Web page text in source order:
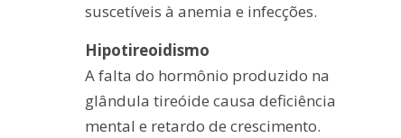
suscetíveis à anemia e infecções.
Hipotireoidismo
A falta do hormônio produzido na
glândula tireóide causa deficiência
mental e retardo de crescimento.